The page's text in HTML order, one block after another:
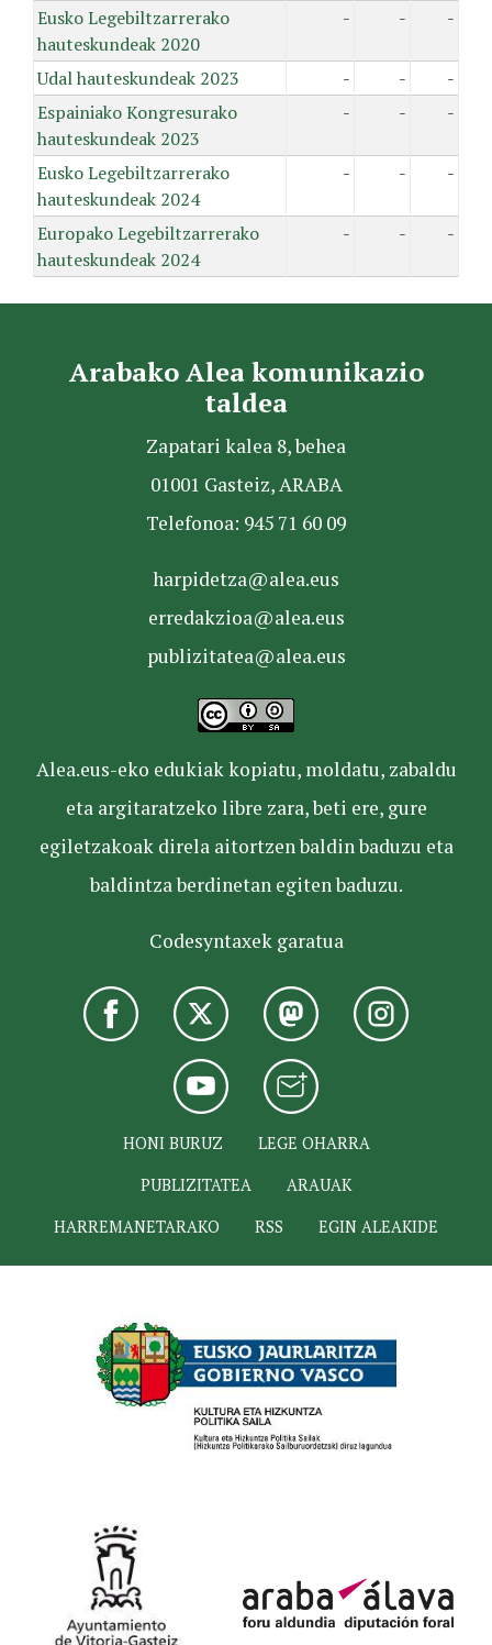
Eusko Legebiltzarrerako
hauteskundeak 2020
- - -
Udal hauteskundeak 2023 - -
-
Espainiako Kongresurako
hauteskundeak 2023
- - -
Eusko Legebiltzarrerako
hauteskundeak 2024
- - -
Europako Legebiltzarrerako
hauteskundeak 2024
- - -
Arabako Alea komunikazio
taldea
Zapatari kalea 8, behea
01001 Gasteiz, ARABA
Telefonoa: 945 71 60 09
harpidetza@alea.eus
erredakzioa@alea.eus
publizitatea@alea.eus
Alea.eus-eko edukiak kopiatu, moldatu, zabaldu
eta argitaratzeko libre zara, beti ere, gure
egiletzakoak direla aitortzen baldin baduzu eta
baldintza berdinetan egiten baduzu.
Codesyntaxek garatua
HONI BURUZ
LEGE OHARRA
PUBLIZITATEA
ARAUAK
HARREMANETARAKO
RSS EGIN ALEAKIDE